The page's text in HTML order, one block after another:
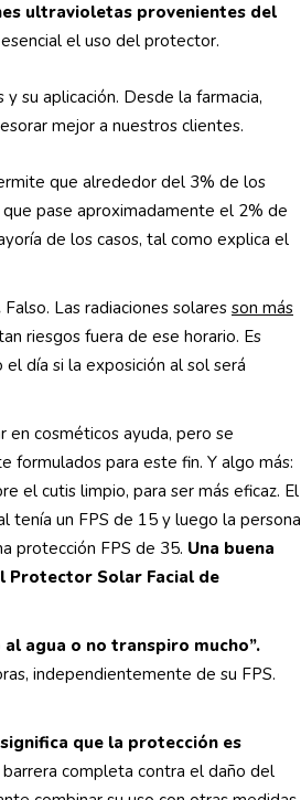
ultravioletas provenientes del
el uso del protector.
su aplicación. Desde la farmacia,
mejor a nuestros clientes.
que alrededor del 3% de los
pase aproximadamente el 2% de
de los casos, tal como explica el
Falso. Las radiaciones solares son más
riesgos fuera de ese horario. Es
día si la exposición al sol será
en cosméticos ayuda, pero se
formulados para este fin. Y algo más:
el cutis limpio, para ser más eficaz. El
tenía un FPS de 15 y luego la persona
protección FPS de 35. Una buena
Protector Solar Facial de
agua o no transpiro mucho”.
independientemente de su FPS.
que la protección es
completa contra el daño del